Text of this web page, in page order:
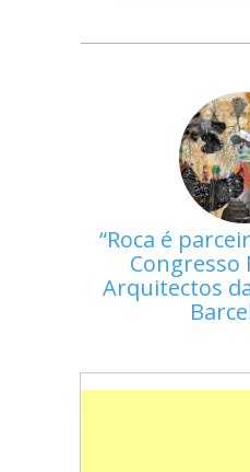
Roca é
Congresso
Arquitectos